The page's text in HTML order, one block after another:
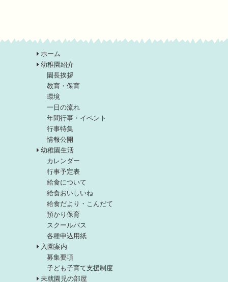
ホーム
幼稚園紹介
園長挨拶
教育・保育
環境
一日の流れ
年間行事・イベント
行事特集
情報公開
幼稚園生活
カレンダー
行事予定表
給食について
給食おいしいね
給食だより・こんだて
預かり保育
スクールバス
各種申込用紙
入園案内
募集要項
子ども子育て支援制度
未就園児の部屋